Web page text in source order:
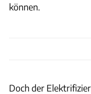
können.
Doch der